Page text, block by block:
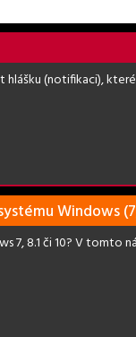
(notifikaci),
Windows
7, 8.1 či 10? V tomto